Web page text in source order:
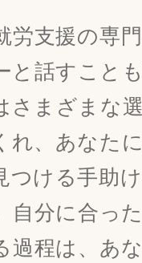
労支援の専
と話すこと
さまざまな
れ、あなた
つける手助
自分に合っ
過程は、あ